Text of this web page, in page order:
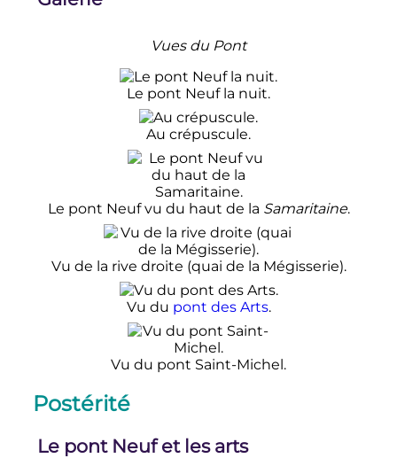
Vues du Pont
Le pont Neuf la nuit.
Au crépuscule.
Le pont Neuf vu du haut de la Samaritaine.
Vu de la rive droite (quai de la Mégisserie).
Vu du pont des Arts.
Vu du pont Saint-Michel.
Postérité
Le pont Neuf et les arts